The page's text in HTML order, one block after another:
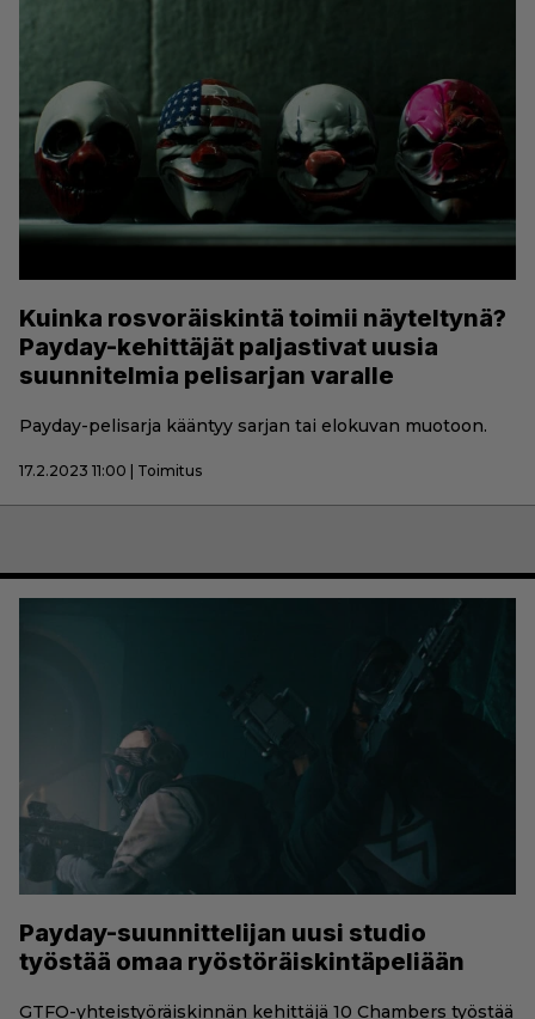
Kuinka rosvoräiskintä toimii näyteltynä?
Payday-kehittäjät paljastivat uusia
suunnitelmia pelisarjan varalle
Payday-pelisarja kääntyy sarjan tai elokuvan muotoon.
17.2.2023 11:00 | Toimitus
Payday-suunnittelijan uusi studio
työstää omaa ryöstöräiskintäpeliään
GTFO-yhteistyöräiskinnän kehittäjä 10 Chambers työstää